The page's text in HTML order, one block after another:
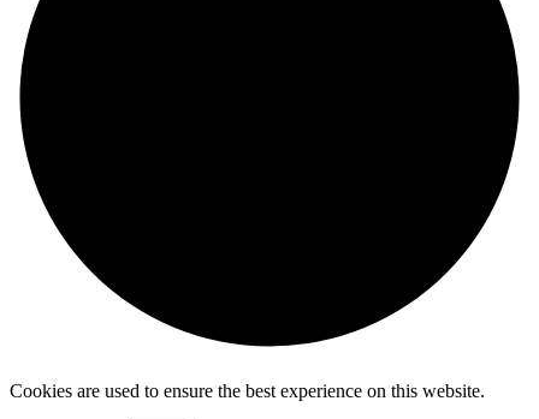
Cookies are used to ensure the best experience on this website.